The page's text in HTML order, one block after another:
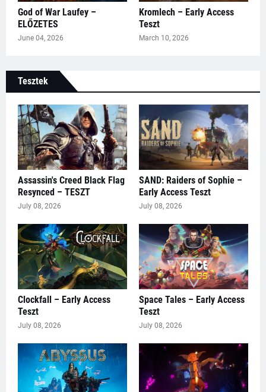
God of War Laufey –
ELŐZETES
June 04, 2026
Kromlech – Early Access
Teszt
March 10, 2026
Tesztek
Assassin's Creed Black Flag
Resynced – TESZT
July 08, 2026
SAND: Raiders of Sophie –
Early Access Teszt
July 08, 2026
Clockfall – Early Access
Teszt
July 08, 2026
Space Tales – Early Access
Teszt
July 08, 2026